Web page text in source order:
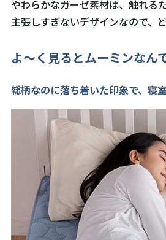
やわらかなガーゼ素材は、触れる
主張しすぎないデザインなので、
よ～く見るとムーミンなんで
総柄なのに落ち着いた印象で、寝